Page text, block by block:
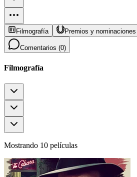
Filmografía Premios y nominaciones
Comentarios (0)
Filmografía
Mostrando 10 películas